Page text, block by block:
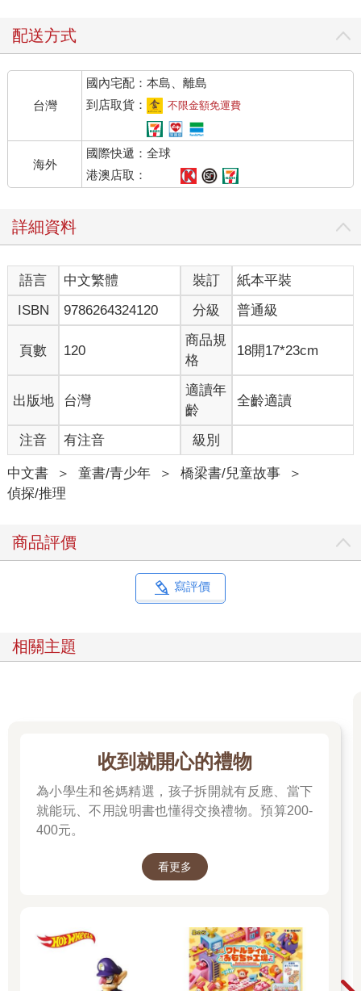
配送方式
台灣
國內宅配：本島、離島
到店取貨：
不限金額免運費
海外
國際快遞：全球
港澳店取：
詳細資料
語言 中文繁體 裝訂
紙本平裝
ISBN
9786264324120 分級 普通級
頁數 120
商品規
格
18開17*23cm
出版地 台灣
適讀年
齡
全齡適讀
注音 有注音 級別
中文書 ＞ 童書/青少年 ＞ 橋梁書/兒童故事
＞
偵探/推理
商品評價
寫評價
相關主題
收到就開心的禮物
為小學生和爸媽精選，孩子拆開就有反應、當下
就能玩、不用說明書也懂得交換禮物。預算200-
400元。
看更多